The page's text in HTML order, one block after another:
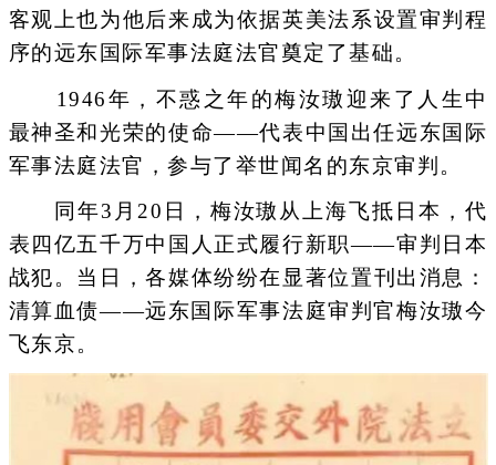
客观上也为他后来成为依据英美法系设置审判程
序的远东国际军事法庭法官奠定了基础。
1946年，不惑之年的梅汝璈迎来了人生中
最神圣和光荣的使命——代表中国出任远东国际
军事法庭法官，参与了举世闻名的东京审判。
同年3月20日，梅汝璈从上海飞抵日本，代
表四亿五千万中国人正式履行新职——审判日本
战犯。当日，各媒体纷纷在显著位置刊出消息：
清算血债——远东国际军事法庭审判官梅汝璈今
飞东京。